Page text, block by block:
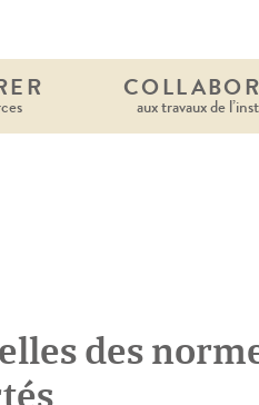
aux travaux de
des